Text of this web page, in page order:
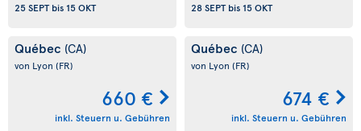
25 SEPTbis 15 OKT
28 SEPTbis 15 OKT
Québec (CA)
von Lyon (FR)
660 €
inkl. Steuern u. Gebühren
Québec (CA)
von Lyon (FR)
674 €
inkl. Steuern u. Gebühren